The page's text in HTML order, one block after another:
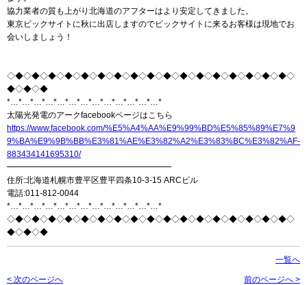
協力業者の質も上がり北海道のアフターはより安定してきました。
東京ビックサイトに秋に出店しますのでビックサイトに来るお客様は現地でお
会いしましょう！
◇◆◇◆◇◆◇◆◇◆◇◆◇◆◇◆◇◆◇◆◇◆◇◆◇◆◇◆◇◆◇◆◇◆◇
◆◇◆◇◆
*…*…*…*…*…*…*…*…*…*…*…*…*…*
太陽光発電のアークfacebookページはこちら
https://www.facebook.com/%E5%A4%AA%E9%99%BD%E5%85%89%E7%9
9%BA%E9%9B%BB%E3%81%AE%E3%82%A2%E3%83%BC%E3%82%AF-
883434141695310/
━━━━━━━━━━━━━━━━━━━━
住所:北海道札幌市豊平区豊平四条10-3-15 ARCビル
電話:011-812-0044
*…*…*…*…*…*…*…*…*…*…*…*…*…*
◇◆◇◆◇◆◇◆◇◆◇◆◇◆◇◆◇◆◇◆◇◆◇◆◇◆◇◆◇◆◇◆◇◆◇
◆◇◆◇◆
一覧へ
< 次のページへ 前のページへ >